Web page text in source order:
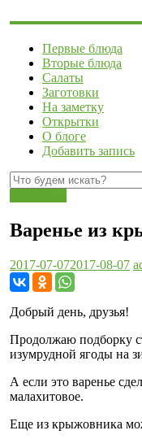
Первые блюда
Вторые блюда
Салаты
Заготовки
На заметку
Открытки
О блоге
Добавить запись
Варенье из
2017-07-072017-08-07
Добрый день, друзья!
Продолжаю подборку
изумрудной ягоды на
А если это варенье
малахитовое.
Еще из крыжовника